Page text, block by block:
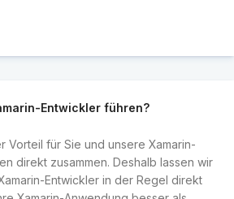
Entwickler führen?
Vorteil für Sie und unsere Xamarin-
direkt zusammen. Deshalb lassen wir
Entwickler in der Regel direkt